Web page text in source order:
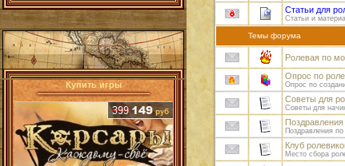
Купить игры
Статьи для
Статьи и
Темы форума
Ролевая по
Опрос по
Опрос по
Советы для
Советы для
Поздравления
Поздравления
Клуб
Место сбора